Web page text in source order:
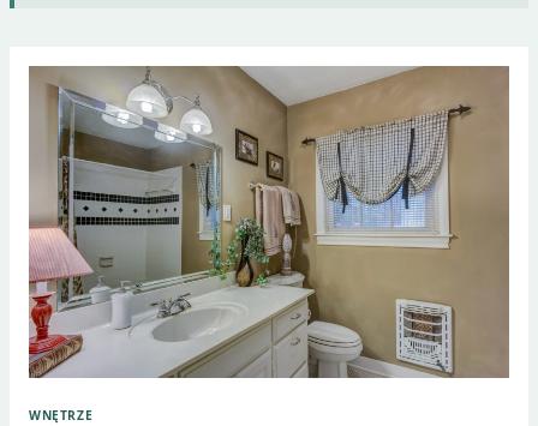
WNĘTRZE